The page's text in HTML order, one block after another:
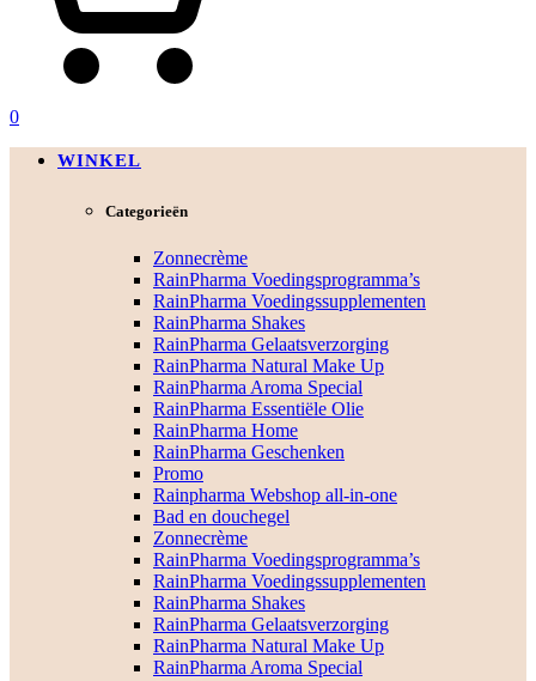
0
WINKEL
Categorieën
Zonnecrème
RainPharma Voedingsprogramma’s
RainPharma Voedingssupplementen
RainPharma Shakes
RainPharma Gelaatsverzorging
RainPharma Natural Make Up
RainPharma Aroma Special
RainPharma Essentiële Olie
RainPharma Home
RainPharma Geschenken
Promo
Rainpharma Webshop all-in-one
Bad en douchegel
Zonnecrème
RainPharma Voedingsprogramma’s
RainPharma Voedingssupplementen
RainPharma Shakes
RainPharma Gelaatsverzorging
RainPharma Natural Make Up
RainPharma Aroma Special